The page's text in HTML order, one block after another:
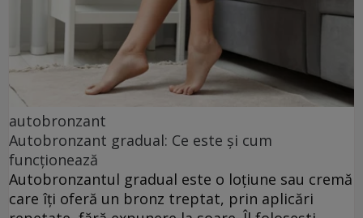
autobronzant
Autobronzant gradual: Ce este și cum
funcționează
Autobronzantul gradual este o loțiune sau cremă
care îți oferă un bronz treptat, prin aplicări